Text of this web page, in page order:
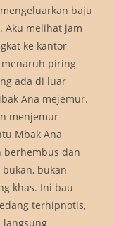
baju
Aku melihat jam
ke kantor
piring
ada di luar
Ana mejemur.
menjemur
Mbak Ana
dan
bukan
khas. Ini bau
terhipnotis,
langsung